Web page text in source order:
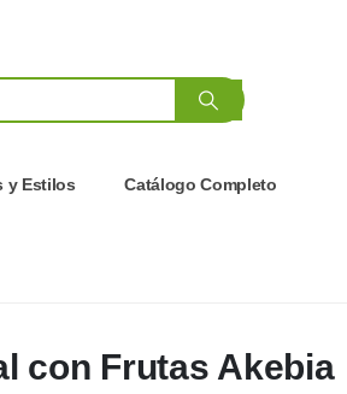
y Estilos Catálogo Completo
con Frutas Akebia